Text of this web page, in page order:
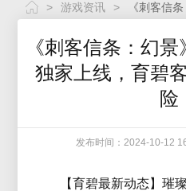
> 游戏资讯 >
《刺客信条：幻
独家上线，育碧
险
发布时间：2024-10-12
【育碧最新动态】璀